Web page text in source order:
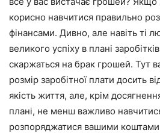
корисно навчитися правильно
фінансами. Дивно, але навіть ті
великого успіху в плані
скаржаться на брак грошей. Тут
розмір заробітної плати досить
якість життя, але, крім
плані, не менш важливо
розпоряджатися вашими